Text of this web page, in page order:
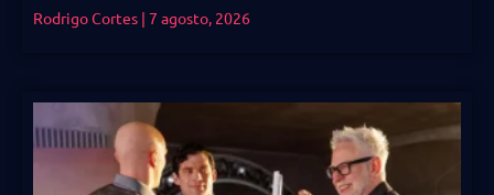
Rodrigo Cortes 7 agosto, 2026